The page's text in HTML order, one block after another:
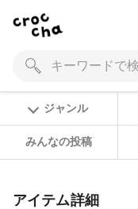
ジャンル
みんなの投稿
アイテム詳細